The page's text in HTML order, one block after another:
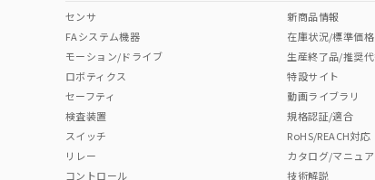
中国 RoHS表
Pb Hg
センサ
FAシステム機器
モーション/ドライブ
ロボティクス
セーフティ
検査装置
スイッチ
リレー
コントロール
新商品情報
在庫状況/標準価格
生産終了品/推奨
特設サイト
動画ライブラリ
規格認証/適合
RoHS/REACH対応
カタログ/マニュ
技術解説